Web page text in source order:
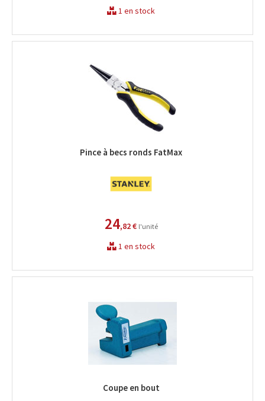
1 en stock
Pince à becs ronds FatMax
24,82 € l'unité
1 en stock
Coupe en bout